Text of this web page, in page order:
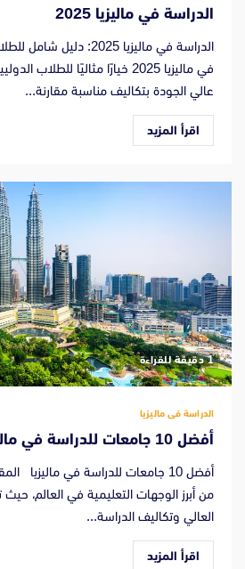
الدراسة في ماليزيا 2025
الدراسة في ماليزيا 2025:
في ماليزيا 2025 خيارًا مثاليًا
عالي الجودة بتكاليف مناسبة مقارنة...
اقرأ المزيد
‫1 دقيقة للقراءة
الدراسة فى ماليزيا
أفضل 10 جامعات للدراسة في ماليزيا
أفضل 10 جامعات للدراسة في ماليزيا
من أبرز الوجهات التعليمية في العالم،
العالي وتكاليف الدراسة...
اقرأ المزيد